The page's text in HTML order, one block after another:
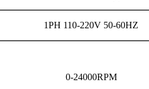
1PH 110-220V 50-60HZ
0-24000RPM